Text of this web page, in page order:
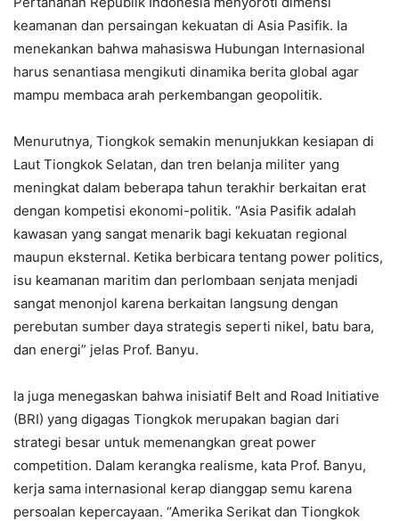
keamanan dan persaingan kekuatan di Asia Pasifik. Ia
menekankan bahwa mahasiswa Hubungan Internasional
harus senantiasa mengikuti dinamika berita global agar
mampu membaca arah perkembangan geopolitik.
Menurutnya, Tiongkok semakin menunjukkan kesiapan di
Laut Tiongkok Selatan, dan tren belanja militer yang
meningkat dalam beberapa tahun terakhir berkaitan erat
dengan kompetisi ekonomi-politik. “Asia Pasifik adalah
kawasan yang sangat menarik bagi kekuatan regional
maupun eksternal. Ketika berbicara tentang power politics,
isu keamanan maritim dan perlombaan senjata menjadi
sangat menonjol karena berkaitan langsung dengan
perebutan sumber daya strategis seperti nikel, batu bara,
dan energi” jelas Prof. Banyu.
Ia juga menegaskan bahwa inisiatif Belt and Road Initiative
(BRI) yang digagas Tiongkok merupakan bagian dari
strategi besar untuk memenangkan great power
competition. Dalam kerangka realisme, kata Prof. Banyu,
kerja sama internasional kerap dianggap semu karena
persoalan kepercayaan. “Amerika Serikat dan Tiongkok